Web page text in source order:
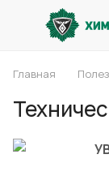
Главная